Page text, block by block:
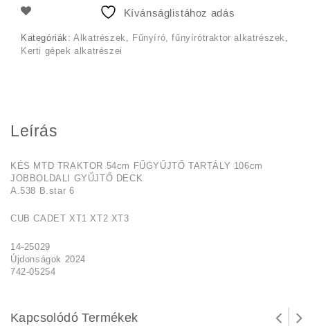
Kívánságlistához adás
Kategóriák:Alkatrészek Fűnyíró, fűnyírótraktor alkatrészek
Kerti gépek alkatrészei
Leírás
KÉS MTD TRAKTOR 54cm FŰGYŰJTŐ TARTÁLY 106cm
JOBBOLDALI GYŰJTŐ DECK
A.538 B.star 6
CUB CADET XT1 XT2 XT3
14-25029
Újdonságok 2024
742-05254
Kapcsolódó Termékek